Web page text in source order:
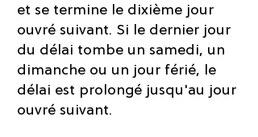
et se termine le dixième jour
ouvré suivant. Si le dernier jour
du délai tombe un samedi, un
dimanche ou un jour férié, le
délai est prolongé jusqu'au jour
ouvré suivant.